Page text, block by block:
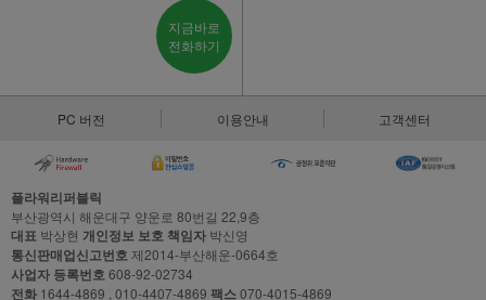
지금바로
전화하기
PC 버전 이용안내 고객센터
플라워리퍼블릭
부산광역시 해운대구 양운로 80번길 22,9층
대표 박상현 개인정보 보호 책임자 박신영
통신판매업신고번호제2014-부산해운-0664호
사업자 등록번호608-92-02734
전화 1644-4869 , 010-4407-4869 팩스070-4015-4869